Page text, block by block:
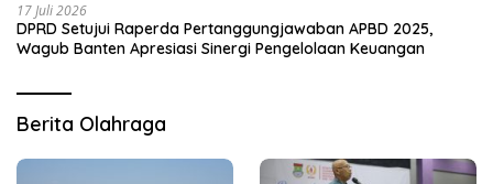
17 Juli 2026
DPRD Setujui Raperda Pertanggungjawaban APBD 2025,
Wagub Banten Apresiasi Sinergi Pengelolaan Keuangan
Berita Olahraga